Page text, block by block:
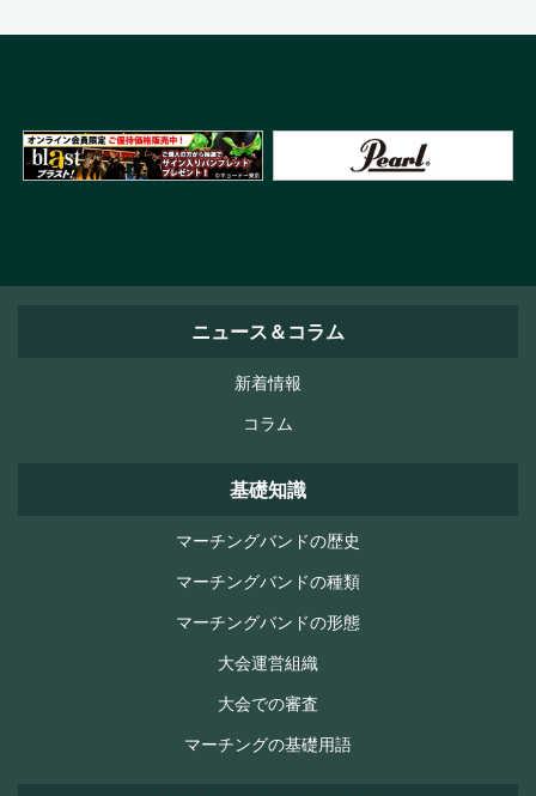
ニュース＆コラム
新着情報
コラム
基礎知識
マーチングバンドの歴史
マーチングバンドの種類
マーチングバンドの形態
大会運営組織
大会での審査
マーチングの基礎用語